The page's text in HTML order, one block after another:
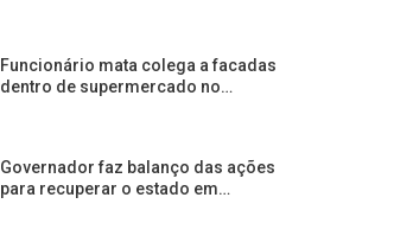
Funcionário mata colega a facadas
dentro de supermercado no…
Governador faz balanço das ações
para recuperar o estado em…